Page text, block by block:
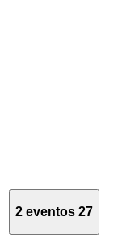
2 eventos 27